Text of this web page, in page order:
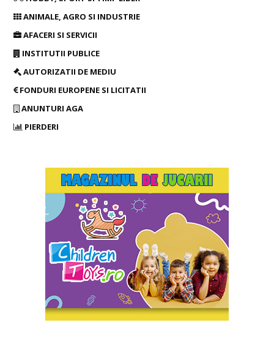
ANIMALE, AGRO SI INDUSTRIE
AFACERI SI SERVICII
INSTITUTII PUBLICE
AUTORIZATII DE MEDIU
FONDURI EUROPENE SI LICITATII
ANUNTURI AGA
PIERDERI